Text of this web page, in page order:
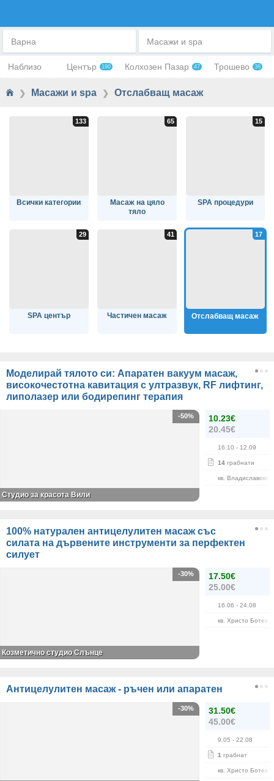
Варна Масажи и spa
Наблизо Център 190 Колхозен Пазар 47 Трошево 38
❯ Масажи и spa ❯ Отслабващ масаж
Всички категории
Масаж на цяло
тяло
SPA процедури
SPA център Частичен масаж Отслабващ масаж
Моделирай тялото си: Апаратен вакуум масаж,
високочестотна кавитация с ултразвук, RF лифтинг,
липолазер или бодирепинг терапия
10.23€
20.45€
16.10 - 12.09
14 грабнати
кв. Владиславово
-50%
Студио за красота Вили
100% натурален антицелулитен масаж със
силата на дървените инструменти за перфектен
силует
17.50€
25.00€
16.06 - 24.08
кв. Христо Ботев
-30%
Козметично студио Слънце
Антицелулитен масаж - ръчен или апаратен
31.50€
45.00€
9.05 - 22.08
1 грабнат
кв. Христо Ботев
-30%